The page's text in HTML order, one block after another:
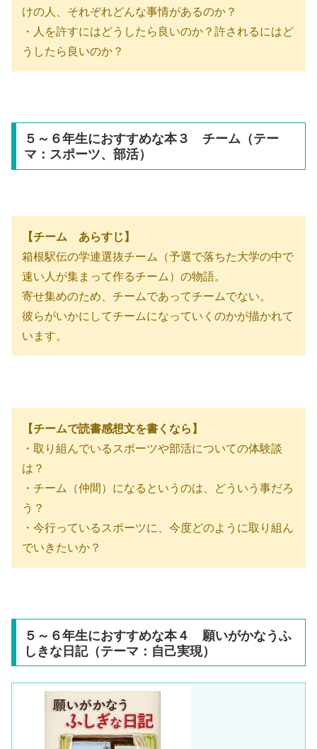
けの人、それぞれどんな事情があるのか？
・人を許すにはどうしたら良いのか？許されるにはど
うしたら良いのか？
５～６年生におすすめな本３ チーム（テー
マ：スポーツ、部活）
【チーム あらすじ】
箱根駅伝の学連選抜チーム（予選で落ちた大学の中で
速い人が集まって作るチーム）の物語。
寄せ集めのため、チームであってチームでない。
彼らがいかにしてチームになっていくのかが描かれて
います。
【チームで読書感想文を書くなら】
・取り組んでいるスポーツや部活についての体験談
は？
・チーム（仲間）になるというのは、どういう事だろ
う？
・今行っているスポーツに、今度どのように取り組ん
でいきたいか？
５～６年生におすすめな本４ 願いがかなうふ
しきな日記（テーマ：自己実現）